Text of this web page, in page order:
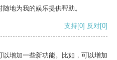
地为我的娱乐提供帮助。
支持[0] 反对[0]
增加一些新功能。比如，可以增加